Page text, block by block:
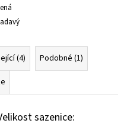
(4)
Podobné (1)
sazenice: